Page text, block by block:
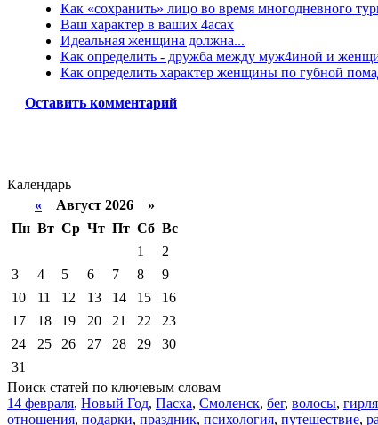
Как «сохранить» лицо во время многодневного
Ваш характер в ваших 4асах
Идеальная женщина должна...
Как определить - дружба между муж4иной и
Как определить характер женщины по губной
Оставить комментарий
Календарь
« Август 2026 »
Пн Вт Ср Чт Пт Сб Вс
1
2
3
4 5 6 7 8
9
10
11 12 13 14 15
16
17
18 19 20 21 22
23
24
25 26 27 28 29
30
31
Поиск статей по ключевым словам
14 февраля, Новый Год, Пасха, Смоленск, бег, волосы,
отношения, подарки, праздник, психология, путешествие,